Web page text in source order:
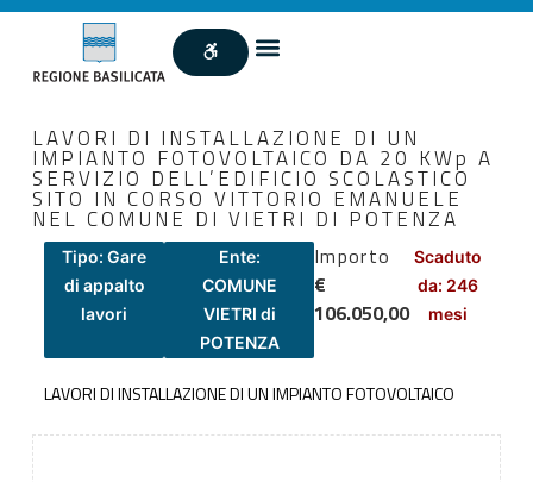
LAVORI DI INSTALLAZIONE DI UN
IMPIANTO FOTOVOLTAICO DA 20 KWp A
SERVIZIO DELL’EDIFICIO SCOLASTICO
SITO IN CORSO VITTORIO EMANUELE
NEL COMUNE DI VIETRI DI POTENZA
Tipo: Gare
di appalto
lavori
Ente:
COMUNE
VIETRI di
POTENZA
Importo
€
106.050,00
Scaduto
da: 246
mesi
LAVORI DI INSTALLAZIONE DI UN IMPIANTO FOTOVOLTAICO